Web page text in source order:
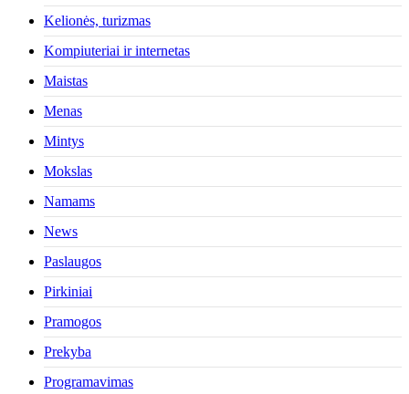
Kelionės, turizmas
Kompiuteriai ir internetas
Maistas
Menas
Mintys
Mokslas
Namams
News
Paslaugos
Pirkiniai
Pramogos
Prekyba
Programavimas